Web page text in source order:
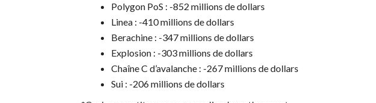
Polygon PoS : -852 millions de dollars
Linea : -410 millions de dollars
Berachine : -347 millions de dollars
Explosion : -303 millions de dollars
Chaîne C d’avalanche : -267 millions de dollars
Sui : -206 millions de dollars